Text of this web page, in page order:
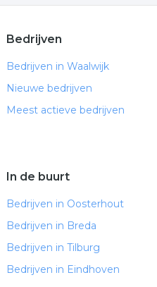
Bedrijven
Bedrijven in Waalwijk
Nieuwe bedrijven
Meest actieve bedrijven
In de buurt
Bedrijven in Oosterhout
Bedrijven in Breda
Bedrijven in Tilburg
Bedrijven in Eindhoven